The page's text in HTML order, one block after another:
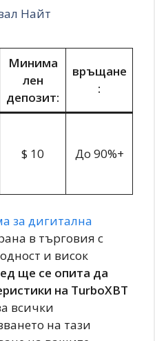
Найт
Минима
лен
депозит:
връщане
:
$ 10 До 90%+
за дигитална
в търговия с
и висок
ще се опита да
на TurboXBT
всички
на тази